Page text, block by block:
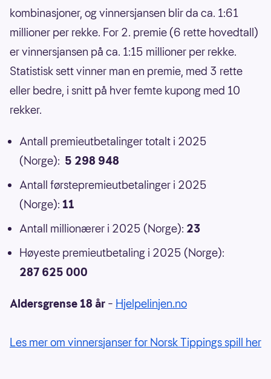
kombinasjoner, og vinnersjansen blir da ca. 1:61
millioner per rekke. For 2. premie (6 rette hovedtall)
er vinnersjansen på ca. 1:15 millioner per rekke.
Statistisk sett vinner man en premie, med 3 rette
eller bedre, i snitt på hver femte kupong med 10
rekker.
Antall premieutbetalinger totalt i 2025
(Norge): 5 298 948
Antall førstepremieutbetalinger i 2025
(Norge): 11
Antall millionærer i 2025 (Norge): 23
Høyeste premieutbetaling i 2025 (Norge):
287 625 000
Aldersgrense 18 år – Hjelpelinjen.no
Les mer om vinnersjanser for Norsk Tippings spill her